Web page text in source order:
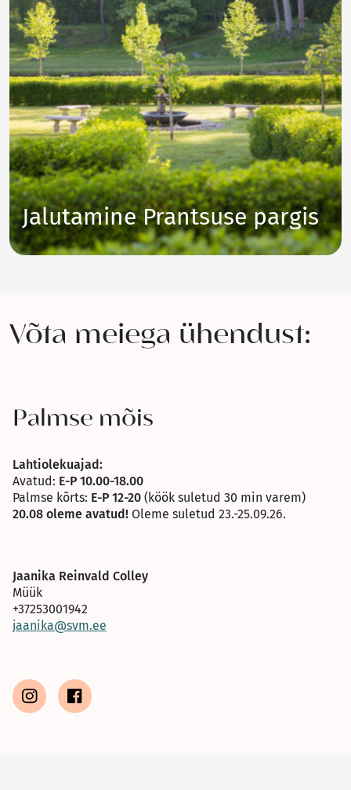
Jalutamine Prantsuse pargis
Võta meiega ühendust:
Palmse mõis
Lahtiolekuajad:
Avatud: E-P 10.00-18.00
Palmse kõrts: E-P 12-20 (köök suletud 30 min varem)
20.08 oleme avatud! Oleme suletud 23.-25.09.26.
Jaanika Reinvald Colley
Müük
+37253001942
jaanika@svm.ee